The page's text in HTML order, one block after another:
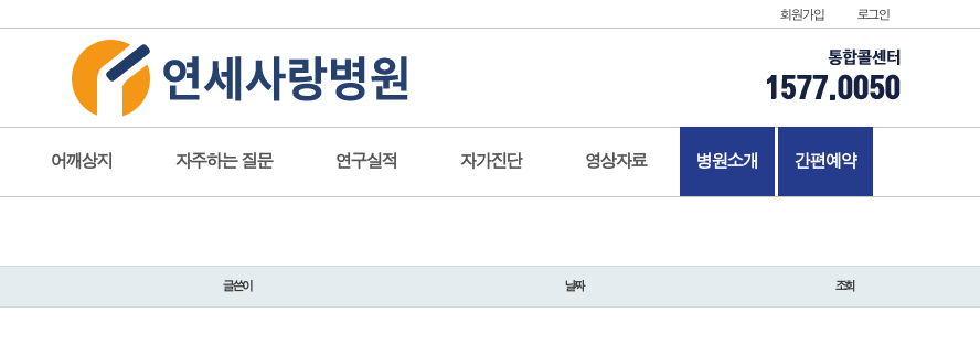
회원가입 로그인
어깨상지 자주하는 질문 연구실적 자가진단 영상자료 병원소개 간편예약
글쓴이 날짜 조회